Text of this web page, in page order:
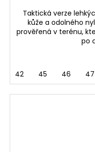
Taktická verze
kůže a odolného
prověřená v terénu,
po
42 45 46 47